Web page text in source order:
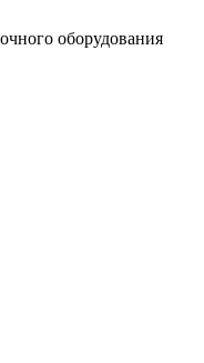
оборудования